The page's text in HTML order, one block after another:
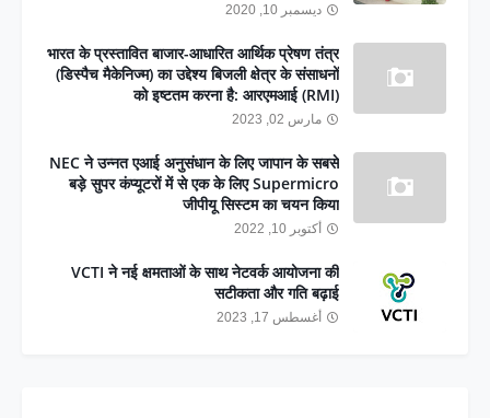
ديسمبر 10, 2020
भारत के प्रस्तावित बाजार-आधारित आर्थिक प्रेषण तंत्र
(डिस्पैच मैकेनिज्म) का उद्देश्य बिजली क्षेत्र के संसाधनों
को इष्टतम करना है: आरएमआई (RMI)
مارس 02, 2023
NEC ने उन्नत एआई अनुसंधान के लिए जापान के सबसे
बड़े सुपर कंप्यूटरों में से एक के लिए Supermicro
जीपीयू सिस्टम का चयन किया
أكتوبر 10, 2022
VCTI ने नई क्षमताओं के साथ नेटवर्क आयोजना की
सटीकता और गति बढ़ाई
أغسطس 17, 2023